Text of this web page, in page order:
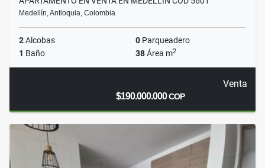
Medellín, Antioquia, Colombia
2Alcobas 0 Parqueadero
1 Baño 38Área m2
Venta
$190.000.000COP